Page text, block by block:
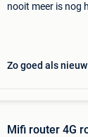
nooit meer is nog
Zo goed als nieuw
Mifi router 4G